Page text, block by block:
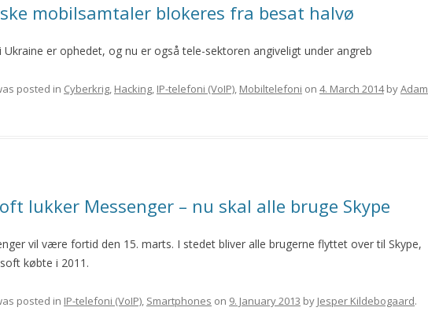
mobilsamtaler blokeres fra besat halvø
Ukraine er ophedet, og nu er også tele-sektoren angiveligt under angreb
posted in Cyberkrig, Hacking, IP-telefoni (VoIP), Mobiltelefoni on 4. March 2014byAdam
lukker Messenger – nu skal alle bruge Skype
vil være fortid den 15. marts. I stedet bliver alle brugerne flyttet over til Skype,
købte i 2011.
posted in IP-telefoni (VoIP), Smartphones on 9. January 2013 by Jesper Kildebogaard.